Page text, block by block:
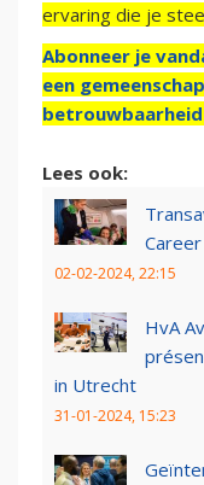
ervaring die je
Abonneer je
een
Lees ook:
02-02-2024, 22:15
HvA
in Utrecht
31-01-2024, 15:23